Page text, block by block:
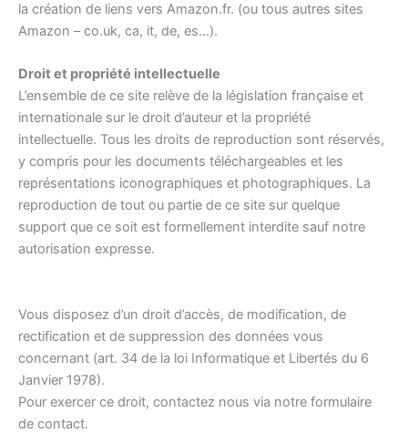
la création de liens vers Amazon.fr. (ou tous autres sites
Amazon – co.uk, ca, it, de, es…).
Droit et propriété intellectuelle
L’ensemble de ce site relève de la législation française et
internationale sur le droit d’auteur et la propriété
intellectuelle. Tous les droits de reproduction sont réservés,
y compris pour les documents téléchargeables et les
représentations iconographiques et photographiques. La
reproduction de tout ou partie de ce site sur quelque
support que ce soit est formellement interdite sauf notre
autorisation expresse.
Vous disposez d’un droit d’accès, de modification, de
rectification et de suppression des données vous
concernant (art. 34 de la loi Informatique et Libertés du 6
Janvier 1978).
Pour exercer ce droit, contactez nous via notre formulaire
de contact.